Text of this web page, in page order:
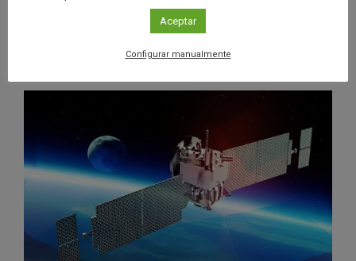
Aceptar
Configurar manualmente